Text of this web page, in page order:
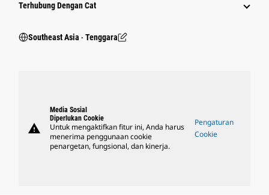
Terhubung Dengan Cat
Southeast Asia ‧ Tenggara
warning
Media Sosial
Diperlukan Cookie
Untuk mengaktifkan fitur ini, Anda harus
menerima penggunaan cookie
penargetan, fungsional, dan kinerja.
Pengaturan
Cookie